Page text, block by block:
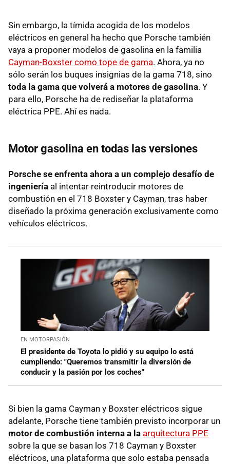
Sin embargo, la tímida acogida de los modelos
eléctricos en general ha hecho que Porsche también
vaya a proponer modelos de gasolina en la familia
Cayman-Boxster como tope de gama. Ahora, ya no
sólo serán los buques insignias de la gama 718, sino
toda la gama que volverá a motores de gasolina. Y
para ello, Porsche ha de rediseñar la plataforma
eléctrica PPE. Ahí es nada.
Motor gasolina en todas las versiones
Porsche se enfrenta ahora a un complejo desafío de
ingeniería al intentar reintroducir motores de
combustión en el 718 Boxster y Cayman, tras haber
diseñado la próxima generación exclusivamente como
vehículos eléctricos.
EN MOTORPASIÓN
El presidente de Toyota lo pidió y su equipo lo está
cumpliendo: "Queremos transmitir la diversión de
conducir y la pasión por los coches"
Si bien la gama Cayman y Boxster eléctricos sigue
adelante, Porsche tiene también previsto incorporar un
motor de combustión interna a la arquitectura PPE
sobre la que se basan los 718 Cayman y Boxster
eléctricos, una plataforma que solo estaba pensada